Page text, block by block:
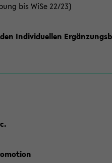
bis WiSe 22/23)
Individuellen